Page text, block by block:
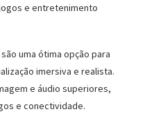
e entretenimento
são uma ótima opção para
imersiva e realista.
e áudio superiores,
e conectividade.